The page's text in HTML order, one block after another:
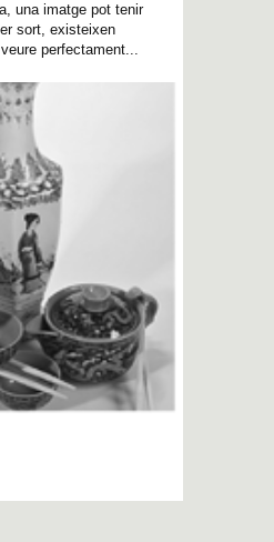
una imatge pot tenir
sort, existeixen
perfectament...